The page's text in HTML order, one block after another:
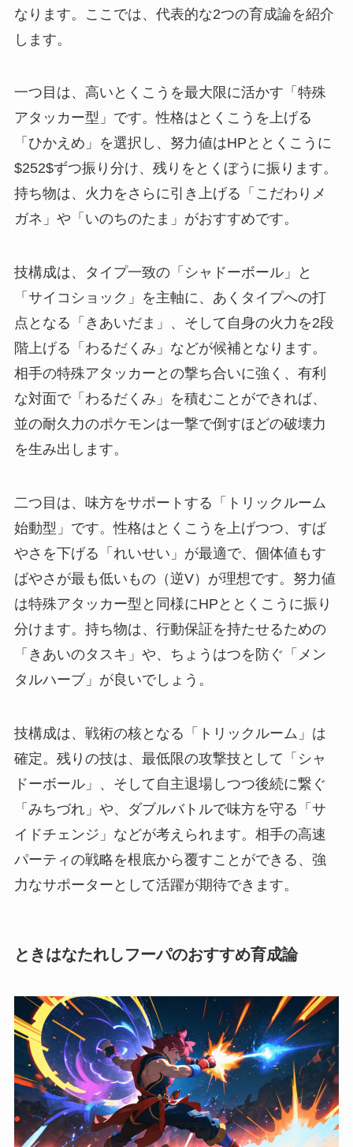
なります。ここでは、代表的な2つの育成論を紹介
します。
一つ目は、高いとくこうを最大限に活かす「特殊
アタッカー型」です。性格はとくこうを上げる
「ひかえめ」を選択し、努力値はHPととくこうに
$252$ずつ振り分け、残りをとくぼうに振ります。
持ち物は、火力をさらに引き上げる「こだわりメ
ガネ」や「いのちのたま」がおすすめです。
技構成は、タイプ一致の「シャドーボール」と
「サイコショック」を主軸に、あくタイプへの打
点となる「きあいだま」、そして自身の火力を2段
階上げる「わるだくみ」などが候補となります。
相手の特殊アタッカーとの撃ち合いに強く、有利
な対面で「わるだくみ」を積むことができれば、
並の耐久力のポケモンは一撃で倒すほどの破壊力
を生み出します。
二つ目は、味方をサポートする「トリックルーム
始動型」です。性格はとくこうを上げつつ、すば
やさを下げる「れいせい」が最適で、個体値もす
ばやさが最も低いもの（逆V）が理想です。努力値
は特殊アタッカー型と同様にHPととくこうに振り
分けます。持ち物は、行動保証を持たせるための
「きあいのタスキ」や、ちょうはつを防ぐ「メン
タルハーブ」が良いでしょう。
技構成は、戦術の核となる「トリックルーム」は
確定。残りの技は、最低限の攻撃技として「シャ
ドーボール」、そして自主退場しつつ後続に繋ぐ
「みちづれ」や、ダブルバトルで味方を守る「サ
イドチェンジ」などが考えられます。相手の高速
パーティの戦略を根底から覆すことができる、強
力なサポーターとして活躍が期待できます。
ときはなたれしフーパのおすすめ育成論